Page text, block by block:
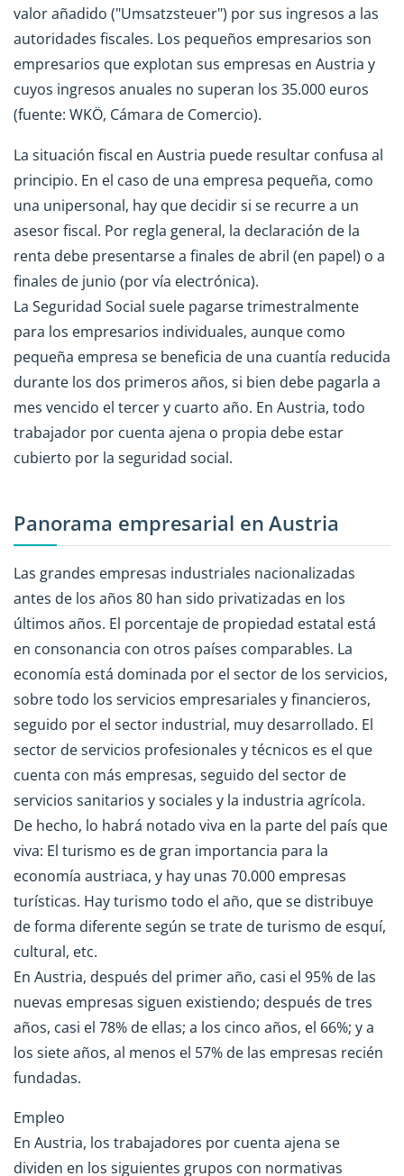
valor añadido ("Umsatzsteuer") por sus ingresos a las
autoridades fiscales. Los pequeños empresarios son
empresarios que explotan sus empresas en Austria y
cuyos ingresos anuales no superan los 35.000 euros
(fuente: WKÖ, Cámara de Comercio).
La situación fiscal en Austria puede resultar confusa al
principio. En el caso de una empresa pequeña, como
una unipersonal, hay que decidir si se recurre a un
asesor fiscal. Por regla general, la declaración de la
renta debe presentarse a finales de abril (en papel) o a
finales de junio (por vía electrónica).
La Seguridad Social suele pagarse trimestralmente
para los empresarios individuales, aunque como
pequeña empresa se beneficia de una cuantía reducida
durante los dos primeros años, si bien debe pagarla a
mes vencido el tercer y cuarto año. En Austria, todo
trabajador por cuenta ajena o propia debe estar
cubierto por la seguridad social.
Panorama empresarial en Austria
Las grandes empresas industriales nacionalizadas
antes de los años 80 han sido privatizadas en los
últimos años. El porcentaje de propiedad estatal está
en consonancia con otros países comparables. La
economía está dominada por el sector de los servicios,
sobre todo los servicios empresariales y financieros,
seguido por el sector industrial, muy desarrollado. El
sector de servicios profesionales y técnicos es el que
cuenta con más empresas, seguido del sector de
servicios sanitarios y sociales y la industria agrícola.
De hecho, lo habrá notado viva en la parte del país que
viva: El turismo es de gran importancia para la
economía austriaca, y hay unas 70.000 empresas
turísticas. Hay turismo todo el año, que se distribuye
de forma diferente según se trate de turismo de esquí,
cultural, etc.
En Austria, después del primer año, casi el 95% de las
nuevas empresas siguen existiendo; después de tres
años, casi el 78% de ellas; a los cinco años, el 66%; y a
los siete años, al menos el 57% de las empresas recién
fundadas.
Empleo
En Austria, los trabajadores por cuenta ajena se
dividen en los siguientes grupos con normativas